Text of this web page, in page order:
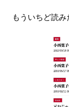
もういちど読